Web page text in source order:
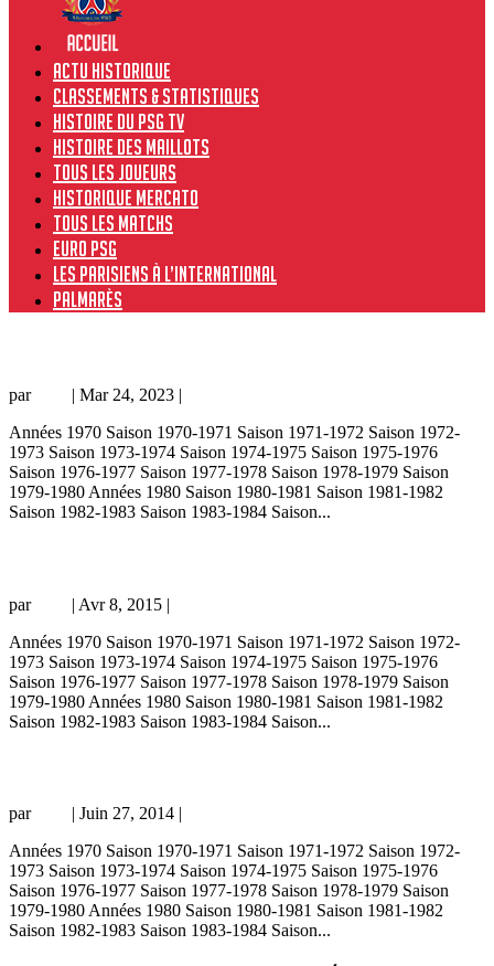
Actu historique
Classements & Statistiques
Histoire du PSG TV
Histoire des maillots
Tous les joueurs
Historique Mercato
Tous les matchs
Euro PSG
Les Parisiens à l’international
Palmarès
par | Mar 24, 2023 |
Années 1970 Saison 1970-1971 Saison 1971-1972 Saison 1972-
1973 Saison 1973-1974 Saison 1974-1975 Saison 1975-1976
Saison 1976-1977 Saison 1977-1978 Saison 1978-1979 Saison
1979-1980 Années 1980 Saison 1980-1981 Saison 1981-1982
Saison 1982-1983 Saison 1983-1984 Saison...
par | Avr 8, 2015 |
Années 1970 Saison 1970-1971 Saison 1971-1972 Saison 1972-
1973 Saison 1973-1974 Saison 1974-1975 Saison 1975-1976
Saison 1976-1977 Saison 1977-1978 Saison 1978-1979 Saison
1979-1980 Années 1980 Saison 1980-1981 Saison 1981-1982
Saison 1982-1983 Saison 1983-1984 Saison...
par | Juin 27, 2014 |
Années 1970 Saison 1970-1971 Saison 1971-1972 Saison 1972-
1973 Saison 1973-1974 Saison 1974-1975 Saison 1975-1976
Saison 1976-1977 Saison 1977-1978 Saison 1978-1979 Saison
1979-1980 Années 1980 Saison 1980-1981 Saison 1981-1982
Saison 1982-1983 Saison 1983-1984 Saison...